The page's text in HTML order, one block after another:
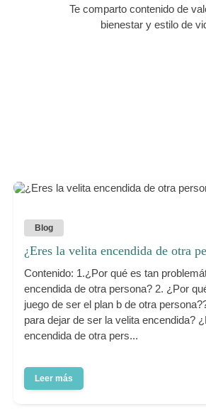
Te comparto contenido de
bienestar y estilo de
Blog
¿Eres la velita encendida de otra
Contenido: 1.¿Por qué es tan
encendida de otra persona? 2. ¿Por
juego de ser el plan b de otra
para dejar de ser la velita encendida?
encendida de otra pers...
Leer más